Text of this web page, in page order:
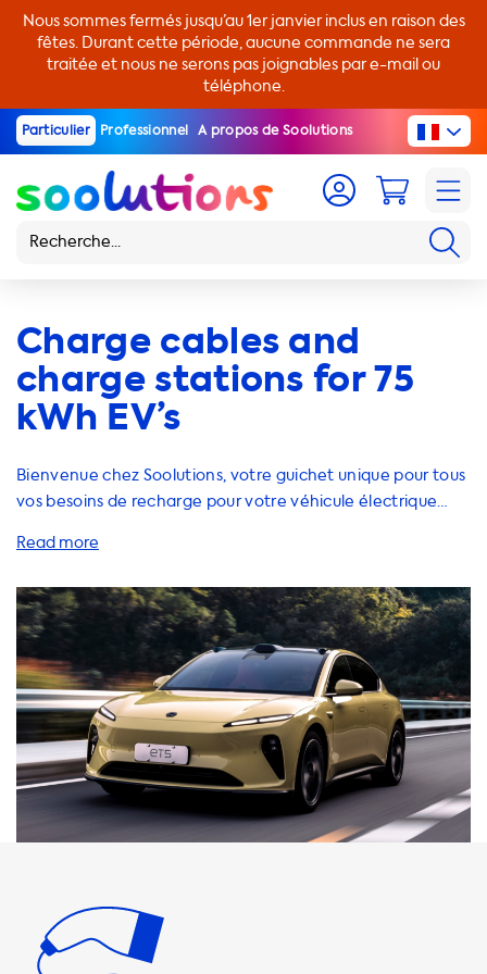
Nous sommes fermés jusqu’au 1er janvier inclus en raison des
fêtes. Durant cette période, aucune commande ne sera
traitée et nous ne serons pas joignables par e-mail ou
téléphone.
Particulier Professionnel A propos de Soolutions
Charge cables and
charge stations for 75
kWh EV’s
Bienvenue chez Soolutions, votre guichet unique pour tous
vos besoins de recharge pour votre véhicule électrique
recharge pour votre domicile, y compris des stations de
accessoires utiles pour charger votre véhicule électrique
en toute sécurité et efficacement. Il est important de
noter que la vitesse de charge maximale sur les stations de
recharge AC est limitée par la capacité de charge de votre
véhicule. Pour votre NIO ET5, la vitesse de charge
maximale est de 22 kW avec une alimentation triphasée
de 32 A. Si vous utilisez une station de recharge avec une
capacité de charge supérieure à celle de votre véhicule,
votre véhicule ne pourra pas charger plus rapidement que
sa vitesse de charge maximale. Nous recommandons des
souhaitez une vitesse de charge plus rapide, vous aurez
besoin d'un véhicule doté d'un chargeur embarqué